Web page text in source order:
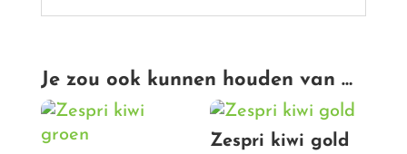
Je zou ook kunnen houden van …
Zespri kiwi gold